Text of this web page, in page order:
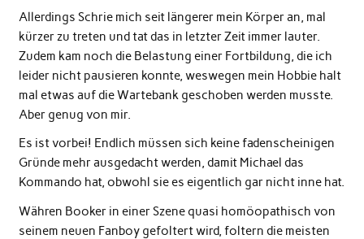
Allerdings Schrie mich seit längerer mein Körper an, mal
kürzer zu treten und tat das in letzter Zeit immer lauter.
Zudem kam noch die Belastung einer Fortbildung, die ich
leider nicht pausieren konnte, weswegen mein Hobbie halt
mal etwas auf die Wartebank geschoben werden musste.
Aber genug von mir.
Es ist vorbei! Endlich müssen sich keine fadenscheinigen
Gründe mehr ausgedacht werden, damit Michael das
Kommando hat, obwohl sie es eigentlich gar nicht inne hat.
Währen Booker in einer Szene quasi homöopathisch von
seinem neuen Fanboy gefoltert wird, foltern die meisten